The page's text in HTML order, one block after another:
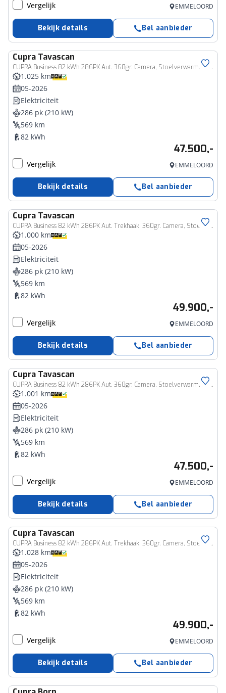
Vergelijk EMMELOORD
Bekijk details Bel aanbieder
Cupra Tavascan
CUPRA Business 82 kWh 286PK Aut. 360gr. Camera, Stoelverwarming, 20" LM Velgen, Navi, Keyless, Side Assist, Sennheiser Audio, Memorystoel
1.025 km
05-2026
Elektriciteit
286 pk (210 kW)
569 km
82 kWh
47.500,-
Vergelijk EMMELOORD
Bekijk details Bel aanbieder
Cupra Tavascan
CUPRA Business 82 kWh 286PK Aut. Trekhaak, 360gr. Camera, Stoelverwarming, 20" LM Velgen, Navi, Keyless, Side Assist, Sennheiser Audio, Memorystoel
1.000 km
05-2026
Elektriciteit
286 pk (210 kW)
569 km
82 kWh
49.900,-
Vergelijk EMMELOORD
Bekijk details Bel aanbieder
Cupra Tavascan
CUPRA Business 82 kWh 286PK Aut. 360gr. Camera, Stoelverwarming, 20" LM Velgen, Navi, Keyless, Side Assist, Sennheiser Audio, Memorystoel
1.001 km
05-2026
Elektriciteit
286 pk (210 kW)
569 km
82 kWh
47.500,-
Vergelijk EMMELOORD
Bekijk details Bel aanbieder
Cupra Tavascan
CUPRA Business 82 kWh 286PK Aut. Trekhaak, 360gr. Camera, Stoelverwarming, 20" LM Velgen, Navi, Keyless, Side Assist, Sennheiser Audio, Memorystoel
1.028 km
05-2026
Elektriciteit
286 pk (210 kW)
569 km
82 kWh
49.900,-
Vergelijk EMMELOORD
Bekijk details Bel aanbieder